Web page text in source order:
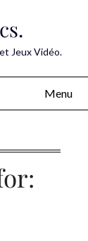
Jeux Vidéo.
Menu